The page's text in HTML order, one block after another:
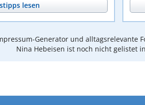
lesen
Generator und alltagsrelevante
Nina Hebeisen ist noch nicht gelistet in